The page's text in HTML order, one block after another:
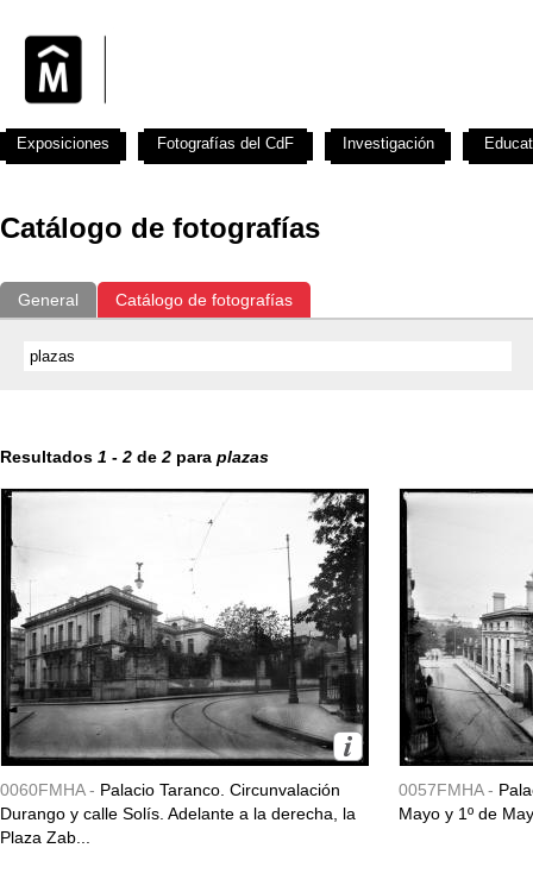
Catálogo de fotografías
General Catálogo de fotografías
Resultados 1 - 2 de 2 para plazas
0060FMHA - Palacio Taranco. Circunvalación
Durango y calle Solís. Adelante a la derecha, la
Plaza Zab...
0057FMHA -
Mayo y 1º de
Exposiciones Fotografías del CdF Investigación